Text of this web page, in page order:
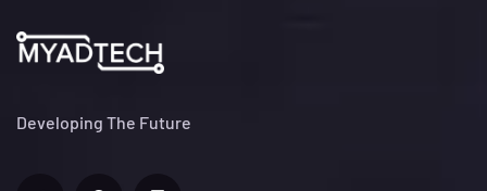
Developing The Future